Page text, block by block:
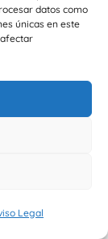
datos como
únicas en este
Legal